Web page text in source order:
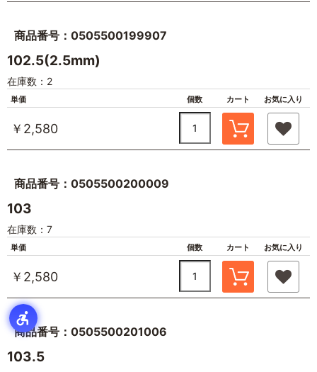
商品番号：0505500199907
102.5(2.5mm)
在庫数：2
単価 個数 カート お気に入り
￥2,580
商品番号：0505500200009
103
在庫数：7
単価 個数 カート お気に入り
￥2,580
商品番号：0505500201006
103.5